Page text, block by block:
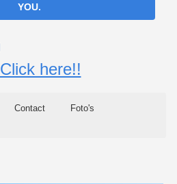
YOU.
Click here!!
Contact Foto's